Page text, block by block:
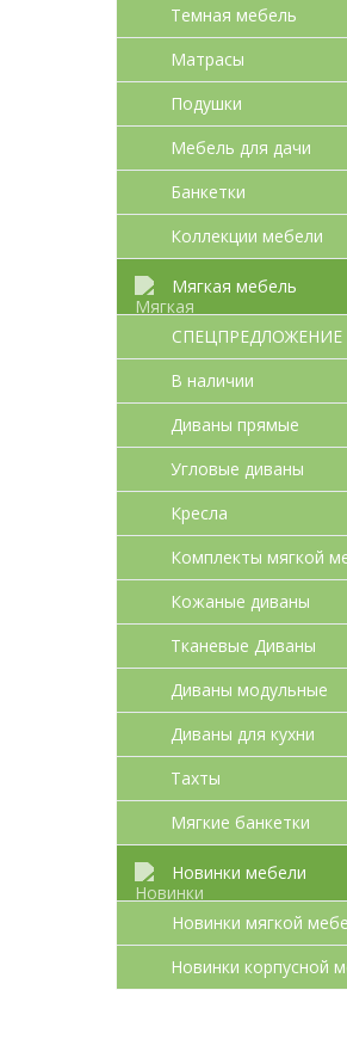
Темная мебель
Матрасы
Подушки
Мебель для дачи
Банкетки
Коллекции мебели
Мягкая мебель
СПЕЦПРЕДЛОЖЕНИЕ
В наличии
Диваны прямые
Угловые диваны
Кресла
Комплекты мягкой
Кожаные диваны
Тканевые Диваны
Диваны модульные
Диваны для кухни
Тахты
Мягкие банкетки
Новинки мебели
Новинки мягкой
Новинки корпусной